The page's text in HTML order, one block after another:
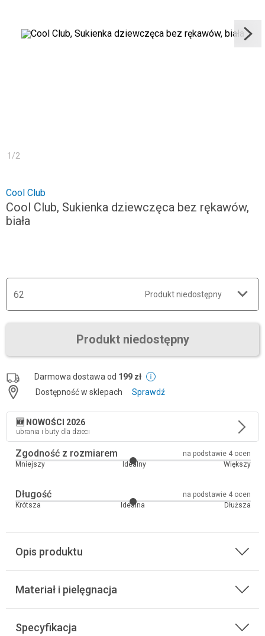
1 /2
Cool Club
Cool Club, Sukienka dziewczęca bez rękawów,
biała
62 Produkt niedostępny
Produkt niedostępny
Darmowa dostawa od 199 zł
Dostępność w sklepach
Sprawdź
🆕 NOWOŚCI 2026
ubrania i buty dla dzieci
Zgodność z rozmiarem
na podstawie 4 ocen
Mniejszy
Idealny Większy
Długość
na podstawie 4 ocen
Krótsza
Idealna Dłuższa
Opis produktu
Materiał i pielęgnacja
Specyfikacja